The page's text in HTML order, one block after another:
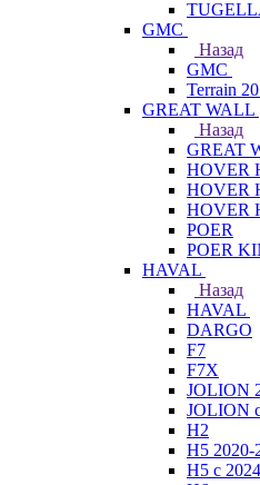
GMC
Назад
GMC
Terrain
GREAT WALL
Назад
GREAT
HOVER
HOVER
HOVER
POER
POER
HAVAL
Назад
HAVAL
DARGO
F7
F7X
JOLION
JOLION
H2
H5 2020-
H5 с 2024